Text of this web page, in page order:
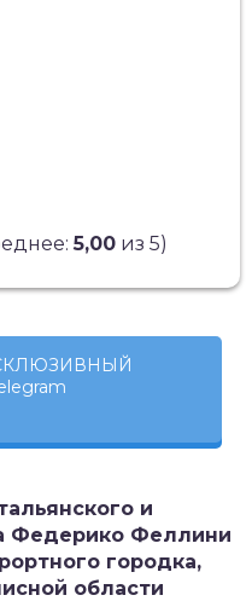
5,00 из 5)
и
Федерико Феллини
городка,
области